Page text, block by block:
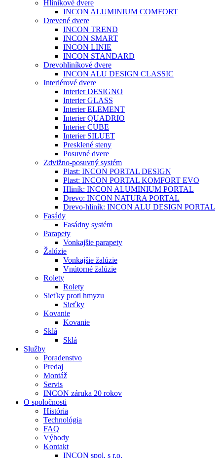
Hliníkové dvere
INCON ALUMINIUM COMFORT
Drevené dvere
INCON TREND
INCON SMART
INCON LINIE
INCON STANDARD
Drevohliníkové dvere
INCON ALU DESIGN CLASSIC
Interiérové dvere
Interier DESIGNO
Interier GLASS
Interier ELEMENT
Interier QUADRIO
Interier CUBE
Interier SILUET
Presklené steny
Posuvné dvere
Zdvižno-posuvný systém
Plast: INCON PORTAL DESIGN
Plast: INCON PORTAL KOMFORT EVO
Hliník: INCON ALUMINIUM PORTAL
Drevo: INCON NATURA PORTAL
Drevo-hliník: INCON ALU DESIGN PORTAL
Fasády
Fasádny systém
Parapety
Vonkajšie parapety
Žalúzie
Vonkajšie žalúzie
Vnútorné žalúzie
Rolety
Rolety
Sieťky proti hmyzu
Sieťky
Kovanie
Kovanie
Sklá
Sklá
Služby
Poradenstvo
Predaj
Montáž
Servis
INCON záruka 20 rokov
O spoločnosti
História
Technológia
FAQ
Výhody
Kontakt
INCON spol. s r.o.